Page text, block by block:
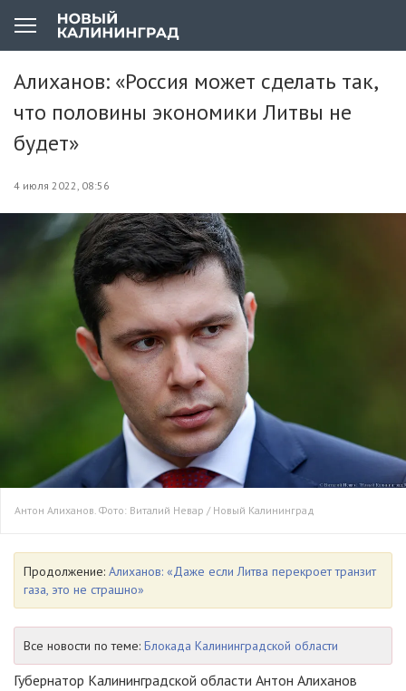
Алиханов: «Россия может сделать так,
что половины экономики Литвы не
будет»
4 июля 2022, 08:56
Антон Алиханов. Фото: Виталий Невар / Новый Калининград
Продолжение: Алиханов: «Даже если Литва перекроет транзит
газа, это не страшно»
Все новости по теме: Блокада Калининградской области
Губернатор Калининградской области Антон Алиханов